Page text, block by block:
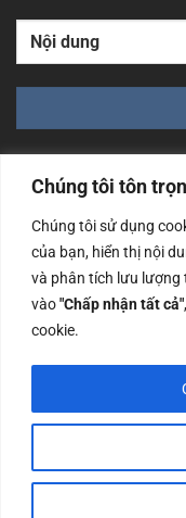
Chúng tôi tôn
Chúng tôi sử dụng
của bạn, hiển thị nội
và phân tích lưu lượng
vào"Chấp nhận tất cả"
cookie.
Công ty TNHH Nam
cấp ngày 14/06/
Nội
Copyrights @2023